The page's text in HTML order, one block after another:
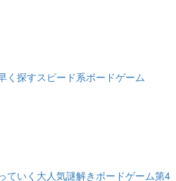
く探すスピード系ボードゲーム
ていく大人気謎解きボードゲーム第4